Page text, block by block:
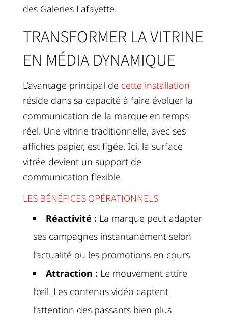
des Galeries Lafayette.
TRANSFORMER LA VITRINE
EN MÉDIA DYNAMIQUE
L’avantage principal de cette installation
réside dans sa capacité à faire évoluer la
communication de la marque en temps
réel. Une vitrine traditionnelle, avec ses
affiches papier, est figée. Ici, la surface
vitrée devient un support de
communication flexible.
LES BÉNÉFICES OPÉRATIONNELS
Réactivité : La marque peut adapter
ses campagnes instantanément selon
l’actualité ou les promotions en cours.
Attraction : Le mouvement attire
l’œil. Les contenus vidéo captent
l’attention des passants bien plus